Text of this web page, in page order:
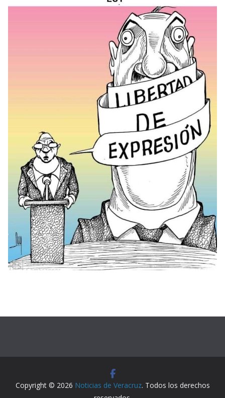
Copyright © 2026 Noticias de Veracruz. Todos los derechos